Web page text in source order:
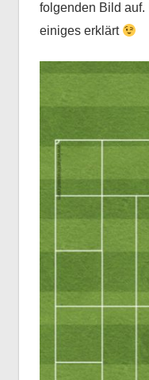
folgenden Bild auf.
einiges erklärt